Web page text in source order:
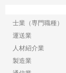
士業（専門職種）
運送業
人材紹介業
製造業